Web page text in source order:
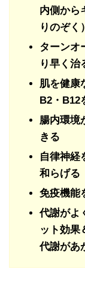
内側から
りのぞく）
ターンオ
り早く治
肌を健康
B2・B12
腸内環境
きる
自律神経
和らげる
免疫機能
代謝がよ
ット効果
代謝があ